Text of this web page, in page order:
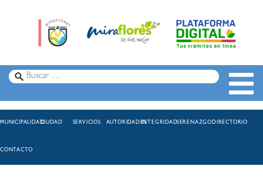
MUNICIPALIDADCIUDAD SERVICIOS AUTORIDADESINTEGRIDADSERENAZGODIRECTORIO
CONTACTO